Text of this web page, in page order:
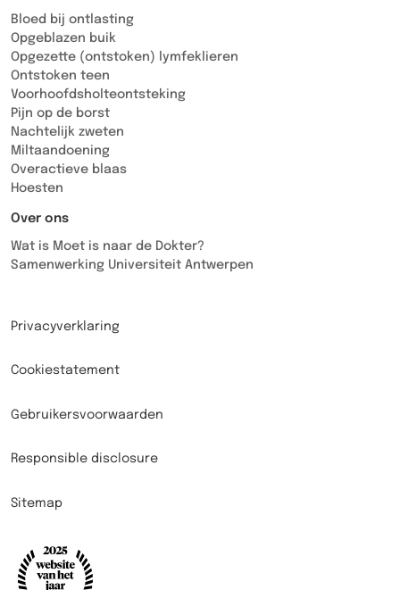
Bloed bij ontlasting
Opgeblazen buik
Opgezette (ontstoken) lymfeklieren
Ontstoken teen
Voorhoofdsholteontsteking
Pijn op de borst
Nachtelijk zweten
Miltaandoening
Overactieve blaas
Hoesten
Over ons
Wat is Moet is naar de Dokter?
Samenwerking Universiteit Antwerpen
Privacyverklaring
Cookiestatement
Gebruikersvoorwaarden
Responsible disclosure
Sitemap